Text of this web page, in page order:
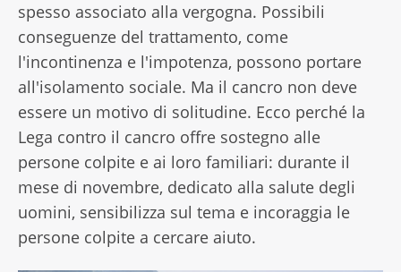
spesso associato alla vergogna. Possibili
conseguenze del trattamento, come
l'incontinenza e l'impotenza, possono portare
all'isolamento sociale. Ma il cancro non deve
essere un motivo di solitudine. Ecco perché la
Lega contro il cancro offre sostegno alle
persone colpite e ai loro familiari: durante il
mese di novembre, dedicato alla salute degli
uomini, sensibilizza sul tema e incoraggia le
persone colpite a cercare aiuto.